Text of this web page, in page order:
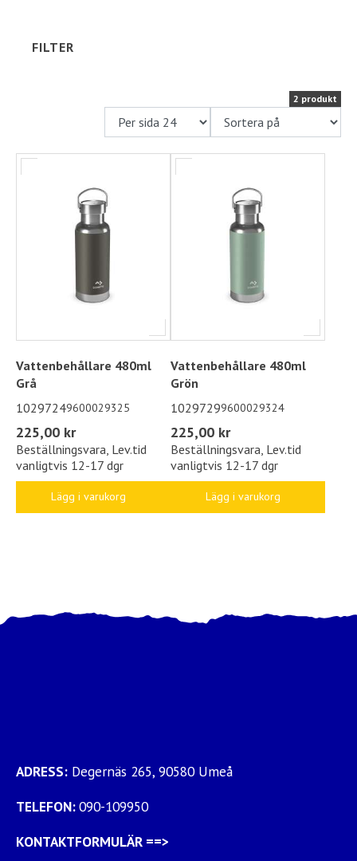
Med rätt termos blir pausen i naturen ännu bättre –
FILTER
2 produkt
Vattenbehållare 480ml
Grå
10297249600029325
225,00 kr
Beställningsvara, Lev.tid
vanligtvis 12-17 dgr
Lägg i varukorg
Vattenbehållare 480ml
Grön
10297299600029324
225,00 kr
Beställningsvara, Lev.tid
vanligtvis 12-17 dgr
Lägg i varukorg
ADRESS: Degernäs 265, 90580 Umeå
TELEFON:090-109950
KONTAKTFORMULÄR ==>